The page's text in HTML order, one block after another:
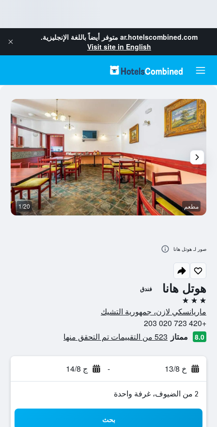
ar.hotelscombined.com متوفر أيضاً باللغة الإنجليزية.
Visit site in English
هوتل هانا فندق
3 نجوم
ماريانسكي لازن، جمهورية التشيك
+420 723 020 203
8.0 ممتاز 523 من التقييمات تم التحقق منها
خ 13/8 - ج 14/8
2 من الضيوف، غرفة واحدة
بحث
مطعم 1/20
صور لـ هوتل هانا